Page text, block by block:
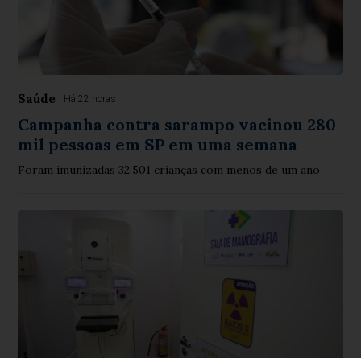
Saúde Há 22 horas
Campanha contra sarampo vacinou 280
mil pessoas em SP em uma semana
Foram imunizadas 32.501 crianças com menos de um ano